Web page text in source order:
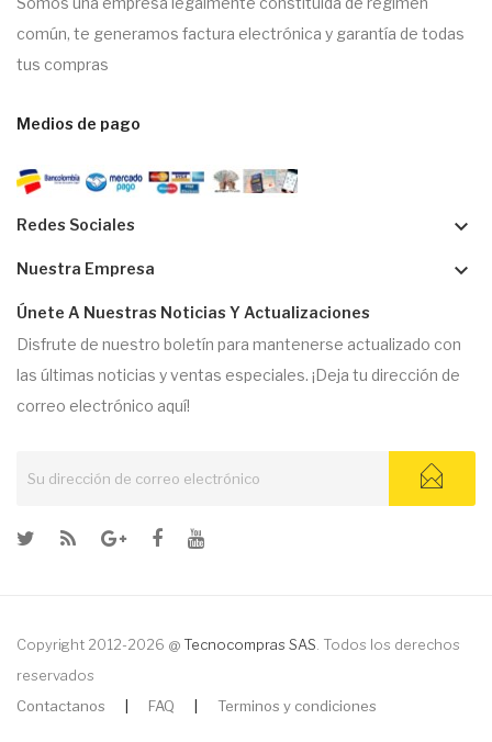
común, te generamos factura electrónica y garantía de todas
tus compras
Medios de pago
Redes Sociales keyboard_arrow_down
Nuestra Empresa keyboard_arrow_down
Únete A Nuestras Noticias Y Actualizaciones
Disfrute de nuestro boletín para mantenerse actualizado con
las últimas noticias y ventas especiales. ¡Deja tu dirección de
correo electrónico aquí!
Copyright 2012-2026 @ Tecnocompras SAS . Todos los derechos
reservados
Contactanos
FAQ Terminos y condiciones